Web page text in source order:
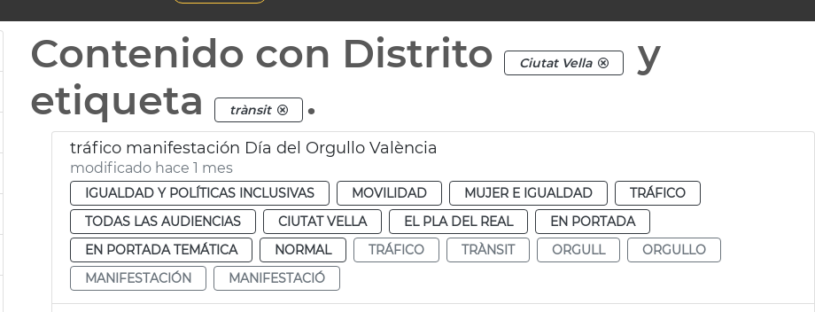
Contenido con Distrito Ciutat Vella
y
etiqueta
trànsit .
tráfico manifestación Día del Orgullo València
modificado hace 1 mes
IGUALDAD Y POLÍTICAS INCLUSIVAS MOVILIDAD MUJER E IGUALDAD
TRÁFICO
TODAS LAS AUDIENCIAS
CIUTAT VELLA EL PLA DEL REAL
EN PORTADA
EN PORTADA TEMÁTICA
NORMAL TRÁFICO TRÀNSIT ORGULL
ORGULLO
MANIFESTACIÓN
MANIFESTACIÓ